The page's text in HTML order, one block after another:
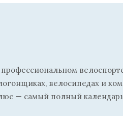
велосипедах и
— самый полный